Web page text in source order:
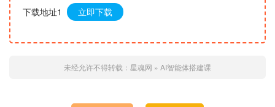
下载地址1 立即下载
未经允许不得转载： 星魂网 » AI智能体搭建课